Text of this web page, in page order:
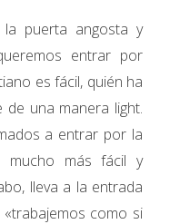
la puerta angosta y
entrar por
es fácil, quién ha
de una manera light.
a entrar por la
mucho más fácil y
lleva a la entrada
como si